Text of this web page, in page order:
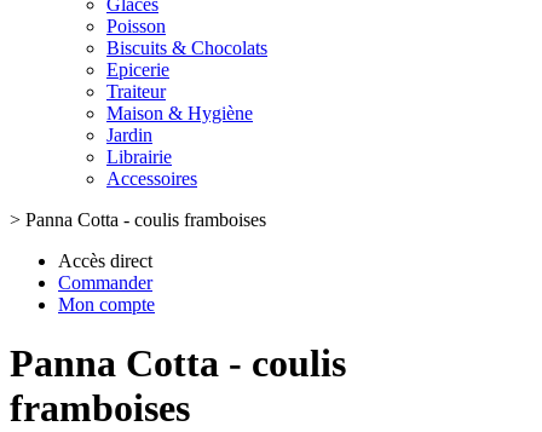
Glaces
Poisson
Biscuits & Chocolats
Epicerie
Traiteur
Maison & Hygiène
Jardin
Librairie
Accessoires
> Panna Cotta - coulis framboises
Accès direct
Commander
Mon compte
Panna Cotta - coulis
framboises